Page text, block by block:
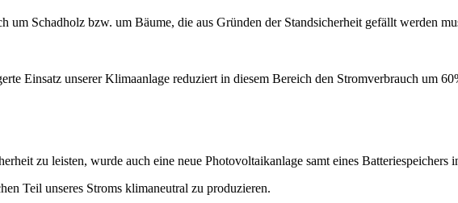
um Schadholz bzw. um Bäume, die aus Gründen der Standsicherheit gefällt werden
Einsatz unserer Klimaanlage reduziert in diesem Bereich den Stromverbrauch um
zu leisten, wurde auch eine neue Photovoltaikanlage samt eines Batteriespeichers
Teil unseres Stroms klimaneutral zu produzieren.